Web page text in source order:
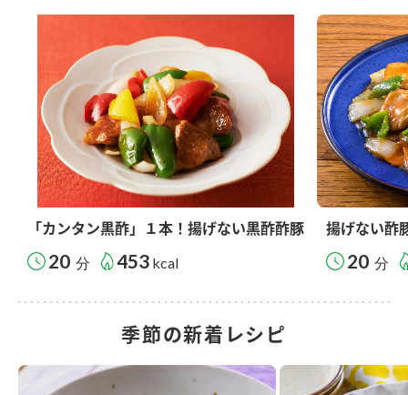
「カンタン黒酢」１本！揚げない黒酢酢豚
20 分 453 kcal
揚げない酢
20 分
季節の新着レシピ